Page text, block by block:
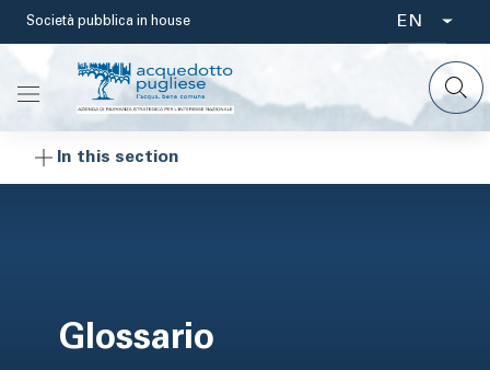
Skip
content
Società pubblica in house
Select
your
language
EN
In this section
Glossario